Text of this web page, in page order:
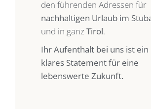
den führenden Adressen für
nachhaltigen Urlaub im
und in ganzTirol.
Ihr Aufenthalt bei uns ist ein
klares Statement für eine
lebenswerte Zukunft.